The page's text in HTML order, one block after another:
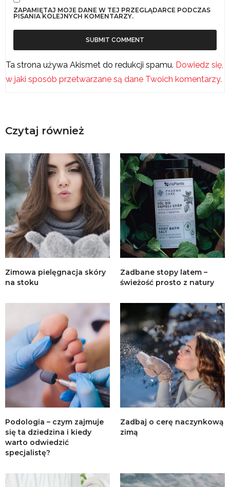
ZAPAMIĘTAJ MOJE DANE W TEJ PRZEGLĄDARCE PODCZAS
PISANIA KOLEJNYCH KOMENTARZY.
Ta strona używa Akismet do redukcji spamu. Dowiedz się,
w jaki sposób przetwarzane są dane Twoich komentarzy.
Czytaj również
Zimowa pielęgnacja skóry
na stoku
Zadbane stopy latem –
świeżość prosto z natury
Podologia – czym zajmuje
się ta dziedzina i kiedy
warto odwiedzić
specjalistę?
Zadbaj o cerę naczynkową
zimą